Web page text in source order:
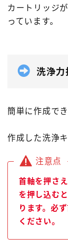
カートリッジ
っています。
洗浄力
簡単に作成で
作成した洗浄
注意点
首軸を押さ
を押し込む
ります。必
ください。